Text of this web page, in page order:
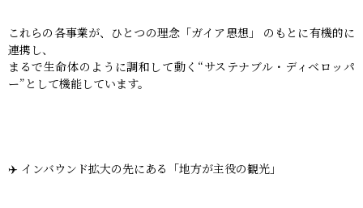
これらの各事業が、ひとつの理念「ガイア思想」 のもとに有機的に
連携し、
まるで生命体のように調和して動く“サステナブル・ディベロッパ
ー”として機能しています。
✈️ インバウンド拡大の先にある「地方が主役の観光」